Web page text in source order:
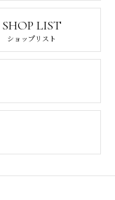
SHOP LIST
ショップリスト